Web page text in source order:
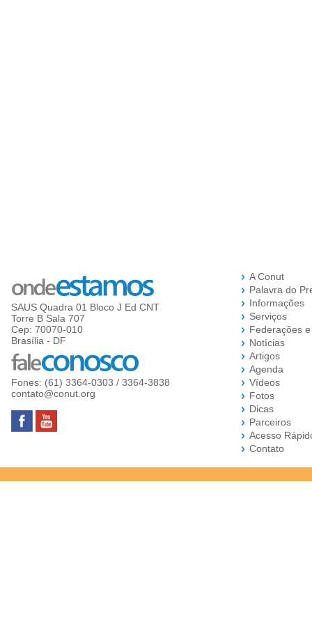
SAUS Quadra 01 Bloco J Ed CNT
Torre B Sala 707
Cep: 70070-010
Brasília - DF
Fones: (61) 3364-0303 / 3364-3838
contato@conut.org
A Conut
Palavra do
Informações
Serviços
Federações
Notícias
Artigos
Agenda
Vídeos
Fotos
Dicas
Parceiros
Acesso
Contato